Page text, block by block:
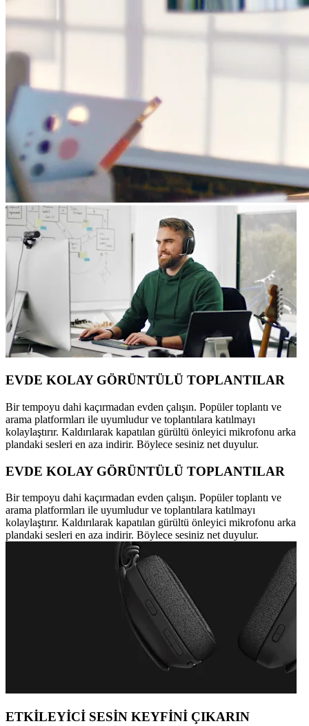
EVDE KOLAY GÖRÜNTÜLÜ TOPLANTILAR
Bir tempoyu dahi kaçırmadan evden çalışın. Popüler toplantı ve
arama platformları ile uyumludur ve toplantılara katılmayı
kolaylaştırır. Kaldırılarak kapatılan gürültü önleyici mikrofonu arka
plandaki sesleri en aza indirir. Böylece sesiniz net duyulur.
EVDE KOLAY GÖRÜNTÜLÜ TOPLANTILAR
Bir tempoyu dahi kaçırmadan evden çalışın. Popüler toplantı ve
arama platformları ile uyumludur ve toplantılara katılmayı
kolaylaştırır. Kaldırılarak kapatılan gürültü önleyici mikrofonu arka
plandaki sesleri en aza indirir. Böylece sesiniz net duyulur.
ETKİLEYİCİ SESİN KEYFİNİ ÇIKARIN